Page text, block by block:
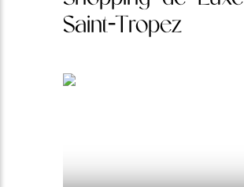
Saint-Tropez